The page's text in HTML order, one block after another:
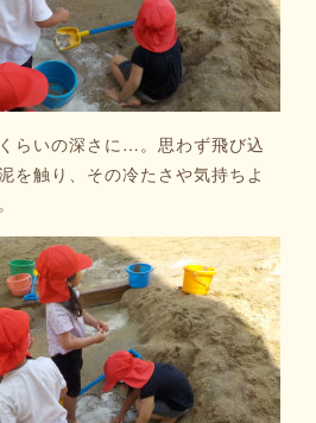
らいの深さに…。思わず飛び込
を触り、その冷たさや気持ちよ